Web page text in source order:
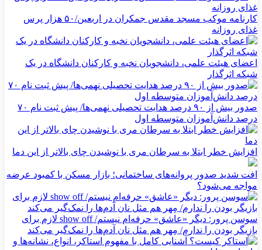
کارنامه موکب مسجد مقدس جمکران در اربعین/۵۰ هزار پرس
غذای روزانه
اعضای هیئت علمی، دانشجویان نخبه و کارکنان دانشگاه در یک
شبکه‌ اثرگذار
صدور بیش از ۹۰ درصد هدایت تحصیلی نهمی‌ها/ پیش ثبت نام ۷۰
درصد دانش‌آموزان متوسطه اول
افزایش خطر ابتلا به سرطان مری با نوشیدن چای بالاتر از این دما
افت شدید صدور پروانه‌های ساختمانی؛ بازار مسکن با کمبود عرضه
مواجه می‌شود؟
سوسن پرور: دیگر «عاشق» حرفه‌ام نیستم/ show off لازم برای
بازیگر بودن را ندارم/ مِهر هم مثل نان آدم‌ها را نمک‌گیر می‌کند